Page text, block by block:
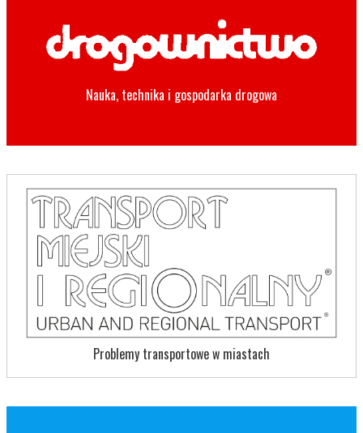
Nauka, technika i gospodarka drogowa
Problemy transportowe w miastach